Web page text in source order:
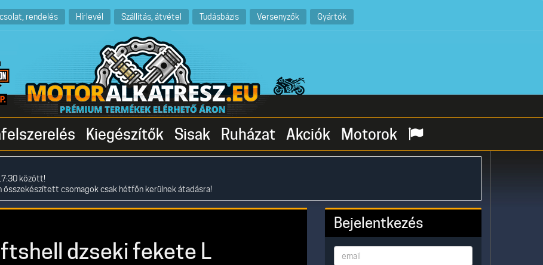
rendelés Hírlevél Szállítás, átvétel Tudásbázis Versenyzők Gyártók
Kiegészítők Sisak Ruházat Akciók Motorok
között!
összekészített csomagok csak hétfőn kerülnek átadásra!
dzseki fekete L
Bejelentkezés